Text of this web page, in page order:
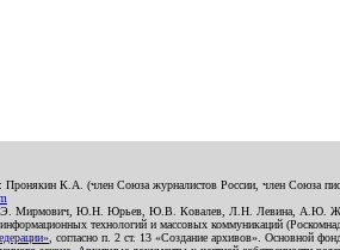
К.А. (член Союза журналистов России, член Союза
А.Э. Мирмович, Ю.Н. Юрьев, Ю.В. Ковалев, Л.Н. Левина,
технологий и массовых коммуникаций
, согласно п. 2 ст. 13 «Создание архивов». Основной